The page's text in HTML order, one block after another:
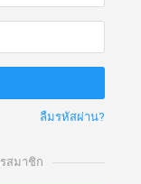
ลืมรหัสผ่าน?
สมาชิก